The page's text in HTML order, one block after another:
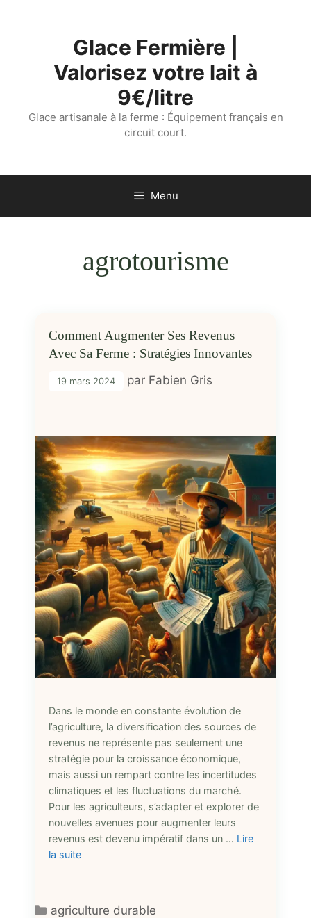
Glace Fermière |
Valorisez votre lait à
9€/litre
Glace artisanale à la ferme : Équipement français en
circuit court.
Menu
agrotourisme
Comment Augmenter Ses Revenus
Avec Sa Ferme : Stratégies Innovantes
19 mars 2024 par Fabien Gris
Dans le monde en constante évolution de
l’agriculture, la diversification des sources de
revenus ne représente pas seulement une
stratégie pour la croissance économique,
mais aussi un rempart contre les incertitudes
climatiques et les fluctuations du marché.
Pour les agriculteurs, s’adapter et explorer de
nouvelles avenues pour augmenter leurs
revenus est devenu impératif dans un … Lire
la suite
Catégories
agriculture durable